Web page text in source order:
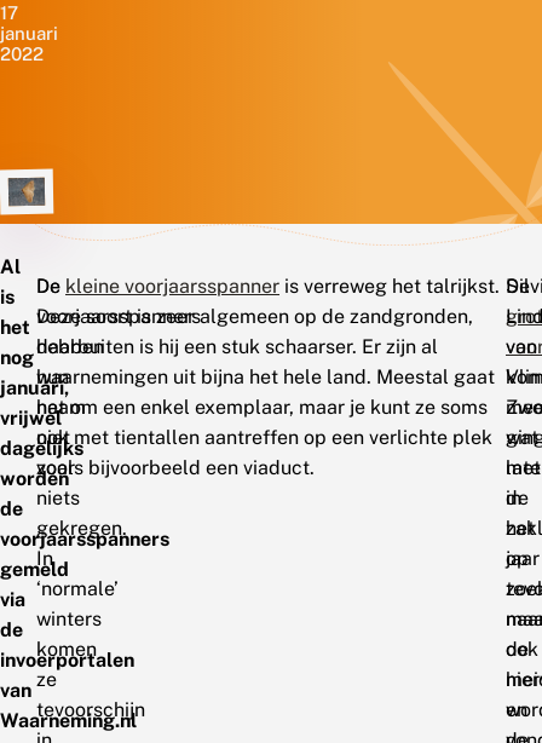
17
januari
2022
Al
is
het
nog
januari,
vrijwel
dagelijks
worden
de
voorjaarsspanners
gemeld
via
de
invoerportalen
van
Waarneming.nl
De
voorjaarsspanners
hebben
hun
naam
niet
voor
niets
gekregen.
In
‘normale’
winters
komen
ze
tevoorschijn
De kleine voorjaarsspanner is verreweg het talrijkst.
Deze soort is zeer algemeen op de zandgronden,
daarbuiten is hij een stuk schaarser. Er zijn al
waarnemingen uit bijna het hele land. Meestal gaat
het om een enkel exemplaar, maar je kunt ze soms
ook met tientallen aantreffen op een verlichte plek
zoals bijvoorbeeld een viaduct.
De
wat
in
het
jaar
ook
van
met
de
op
de
en